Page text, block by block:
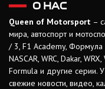
О НАС
Queen of Motorsport –
мира, автоспорт и
/ 3, F1 Academy, Формула
NASCAR, WRC, Dakar,
Formula и другие серии.
свежие новости, видео,